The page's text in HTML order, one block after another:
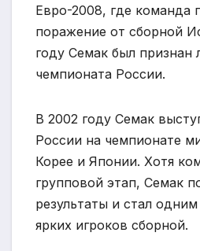
Евро-2008, где команда
поражение от сборной
году Семак был признан
чемпионата России.
В 2002 году Семак
России на чемпионате
Корее и Японии. Хотя
групповой этап, Семак
результаты и стал
ярких игроков сборной.